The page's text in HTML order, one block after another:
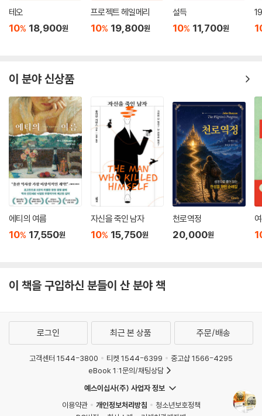
테오
10% 18,900원
프로젝트 헤일메리
10% 19,800원
설득
10% 11,700원
이 분야 신상품
에티의 여름
10% 17,550원
자신을 죽인 남자
10% 15,750원
천로역정
20,000원
이 책을 구입하신 분들이 산 분야 책
로그인 최근 본 상품 주문/배송
고객센터 1544-3800 티켓 1544-6399
중고샵 1566-4295
eBook 1:1문의/채팅상담
예스이십사(주) 사업자 정보
이용약관
개인정보처리방침
청소년보호정책